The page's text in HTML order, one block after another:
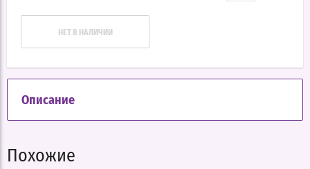
НЕТ В НАЛИЧИИ
Описание
Похожие